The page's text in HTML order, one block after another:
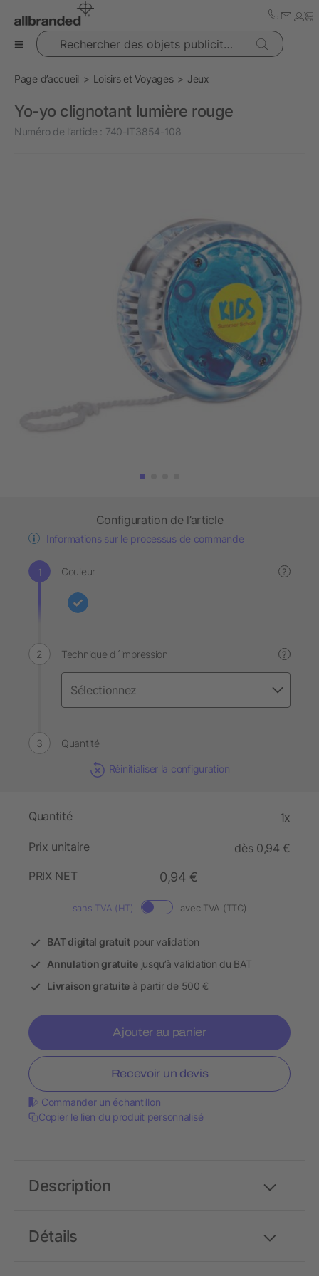
Rechercher des objets publicitaires
Page d’accueil Loisirs et Voyages Jeux
Yo-yo clignotant lumière rouge
Numéro de l’article : 740-IT3854-108
Configuration de l’article
Informations sur le processus de commande
Couleur ?
Technique d´impression ?
Quantité
Réinitialiser la configuration
Quantité 1x
Prix unitaire
dès 0,94 €
PRIX NET
0,94 €
sans TVA (HT) avec TVA (TTC)
BAT digital gratuitpour validation
Annulation gratuitejusqu’à validation du BAT
Livraison gratuite à partir de 500 €
Ajouter au panier
Recevoir un devis
Commander un échantillon
Copier le lien du produit personnalisé
Détails
Description